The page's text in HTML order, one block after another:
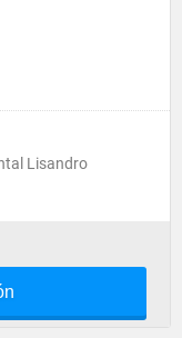
Lisandro